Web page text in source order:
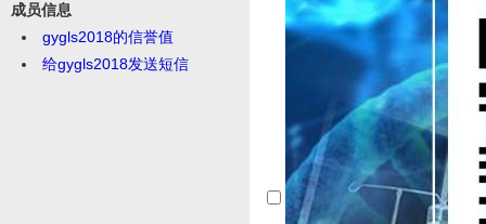
成员信息
gygls2018的信誉值
给gygls2018发送短信